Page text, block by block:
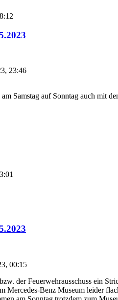
23:46
Samstag auf Sonntag auch mit
00:15
der Feuerwehrausschuss ein
Mercedes-Benz Museum leider